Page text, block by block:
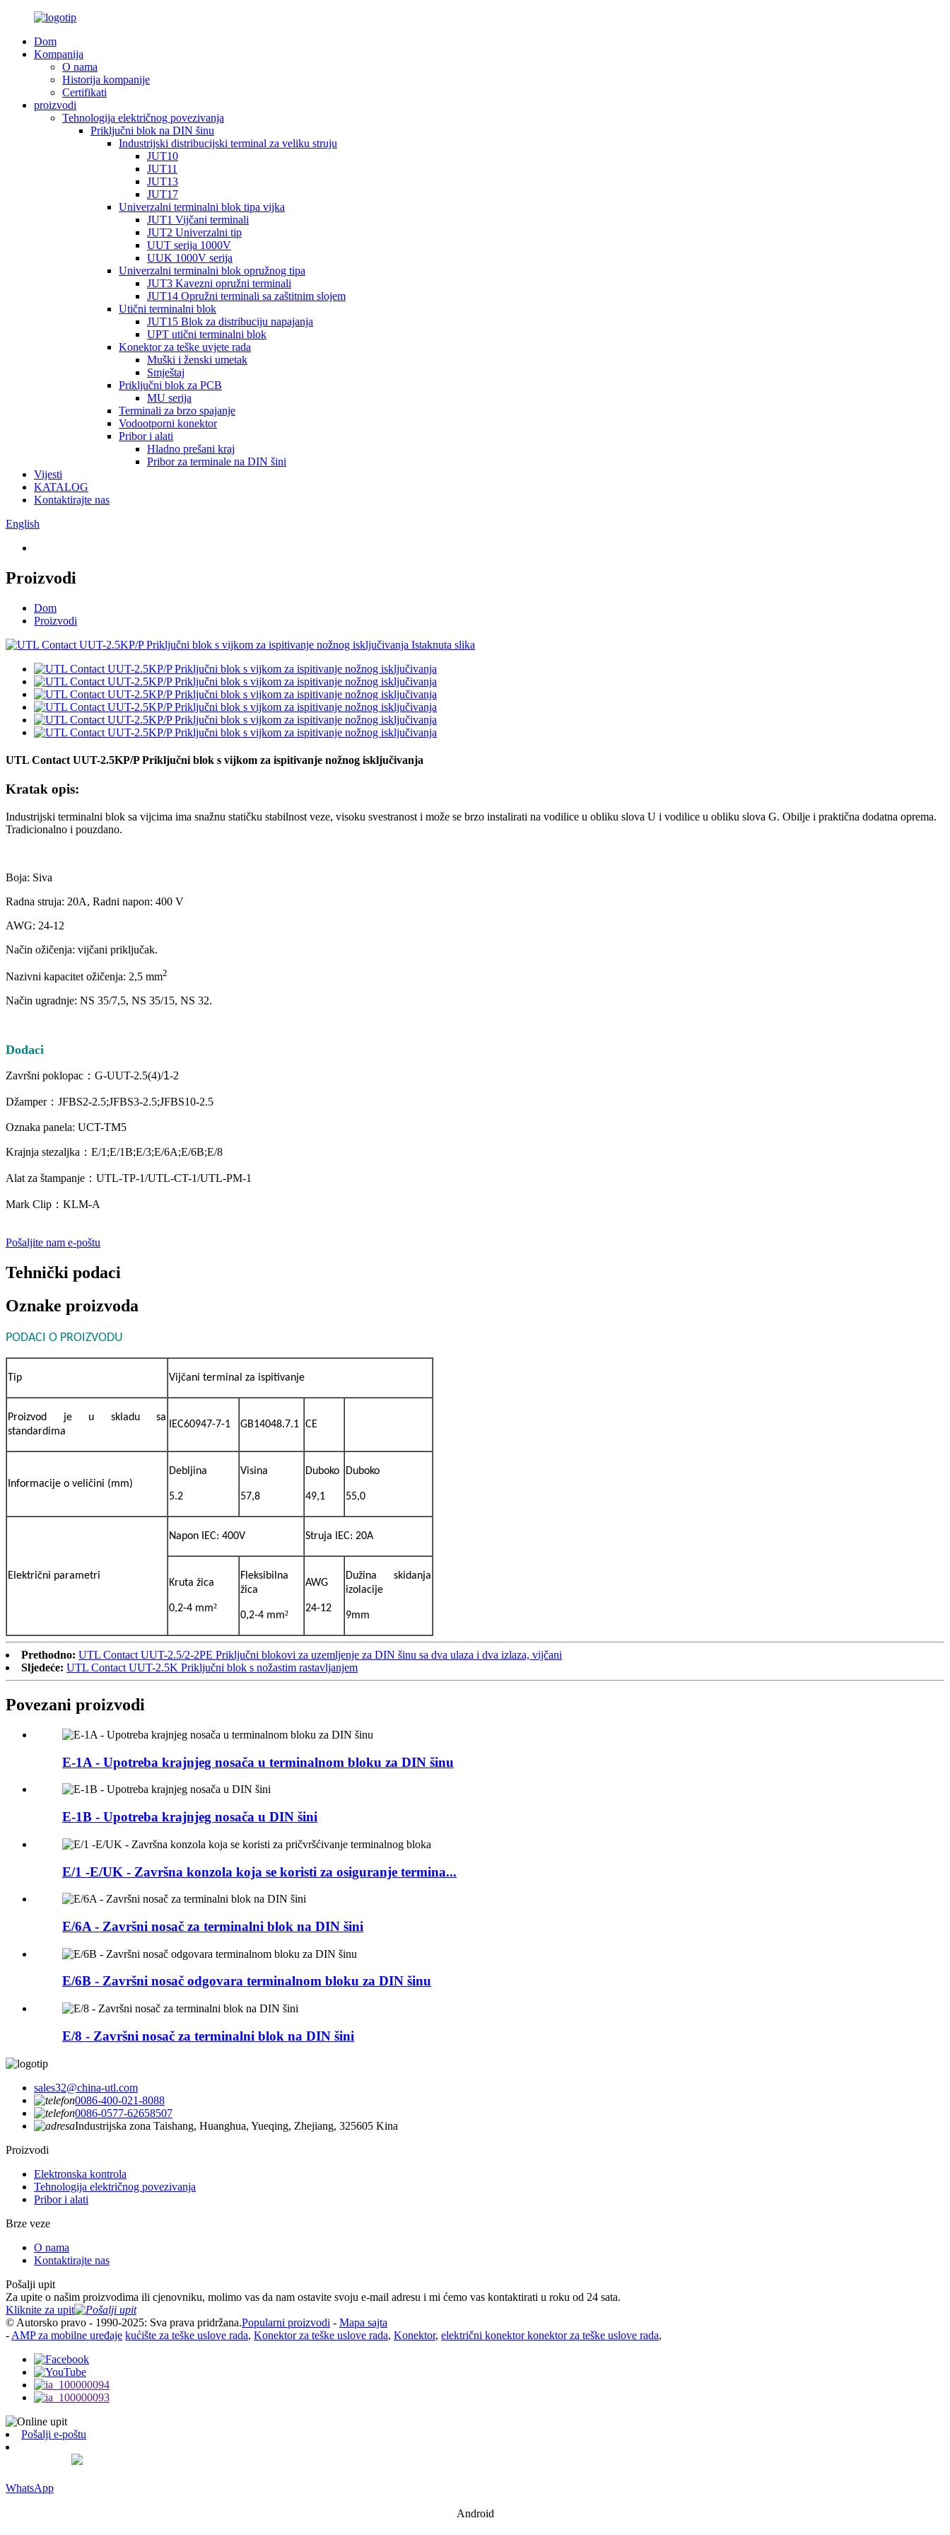
Dom
Kompanija
O nama
Historija kompanije
Certifikati
proizvodi
Tehnologija električnog povezivanja
Priključni blok na DIN šinu
Industrijski distribucijski terminal za veliku struju
JUT10
JUT11
JUT13
JUT17
Univerzalni terminalni blok tipa vijka
JUT1 Vijčani terminali
JUT2 Univerzalni tip
UUT serija 1000V
UUK 1000V serija
Univerzalni terminalni blok opružnog tipa
JUT3 Kavezni opružni terminali
JUT14 Opružni terminali sa zaštitnim slojem
Utični terminalni blok
JUT15 Blok za distribuciju napajanja
UPT utični terminalni blok
Konektor za teške uvjete rada
Muški i ženski umetak
Smještaj
Priključni blok za PCB
MU serija
Terminali za brzo spajanje
Vodootporni konektor
Pribor i alati
Hladno prešani kraj
Pribor za terminale na DIN šini
Vijesti
KATALOG
Kontaktirajte nas
English
Proizvodi
Dom
Proizvodi
UTL Contact UUT-2.5KP/P Priključni blok s vijkom za ispitivanje nožnog isključivanja
Kratak opis:
Industrijski terminalni blok sa vijcima ima snažnu statičku stabilnost veze, visoku svestranost i može se brzo instalirati na vodilice u obliku slova U i vodilice u obliku slova G. Obilje i praktična dodatna oprema.
Tradicionalno i pouzdano.
Boja: Siva
Radna struja: 20A, Radni napon: 400 V
AWG: 24-12
Način ožičenja: vijčani priključak.
Nazivni kapacitet ožičenja: 2,5 mm2
Način ugradnje: NS 35/7,5, NS 35/15, NS 32.
Dodaci
Završni poklopac：G-UUT-2.5(4)/1-2
Džamper：JFBS2-2.5;JFBS3-2.5;JFBS10-2.5
Oznaka panela: UCT-TM5
Krajnja stezaljka：E/1;E/1B;E/3;E/6A;E/6B;E/8
Alat za štampanje：UTL-TP-1/UTL-CT-1/UTL-PM-1
Mark Clip：KLM-A
Pošaljite nam e-poštu
Tehnički podaci
Oznake proizvoda
PODACI O PROIZVODU
Tip Vijčani terminal za ispitivanje
Proizvod je u skladu sa
standardima
IEC60947-7-1 GB14048.7.1 CE
Informacije o veličini (mm)
Debljina
5.2
Visina
57,8
Duboko
49,1
Duboko
55,0
Električni parametri
Napon IEC: 400V Struja IEC: 20A
Kruta žica
0,2-4 mm²
Fleksibilna
žica
0,2-4 mm²
AWG
24-12
Dužina skidanja
izolacije
9mm
Prethodno: UTL Contact UUT-2.5/2-2PE Priključni blokovi za uzemljenje za DIN šinu sa dva ulaza i dva izlaza, vijčani
Sljedeće: UTL Contact UUT-2.5K Priključni blok s nožastim rastavljanjem
Povezani proizvodi
E-1A - Upotreba krajnjeg nosača u terminalnom bloku za DIN šinu
E-1B - Upotreba krajnjeg nosača u DIN šini
E/1 -E/UK - Završna konzola koja se koristi za osiguranje termina...
E/6A - Završni nosač za terminalni blok na DIN šini
E/6B - Završni nosač odgovara terminalnom bloku za DIN šinu
E/8 - Završni nosač za terminalni blok na DIN šini
sales32@china-utl.com
0086-400-021-8088
0086-0577-62658507
Industrijska zona Taishang, Huanghua, Yueqing, Zhejiang, 325605 Kina
Proizvodi
Elektronska kontrola
Tehnologija električnog povezivanja
Pribor i alati
Brze veze
O nama
Kontaktirajte nas
Pošalji upit
Za upite o našim proizvodima ili cjenovniku, molimo vas da nam ostavite svoju e-mail adresu i mi ćemo vas kontaktirati u roku od 24 sata.
Kliknite za upit
© Autorsko pravo - 1990-2025: Sva prava pridržana.Popularni proizvodi - Mapa sajta
- AMP za mobilne uređaje kućište za teške uslove rada, Konektor za teške uslove rada, Konektor, električni konektor konektor za teške uslove rada,
Pošalji e-poštu
WhatsApp
Android